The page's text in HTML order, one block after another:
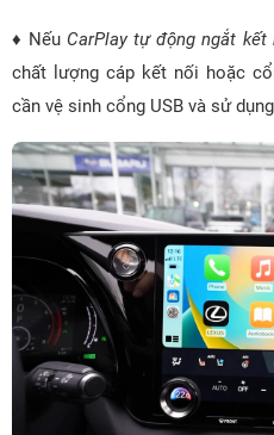
♦ Nếu CarPlay tự động ngắt kết
chất lượng cáp kết nối hoặc
cần vệ sinh cổng USB và sử